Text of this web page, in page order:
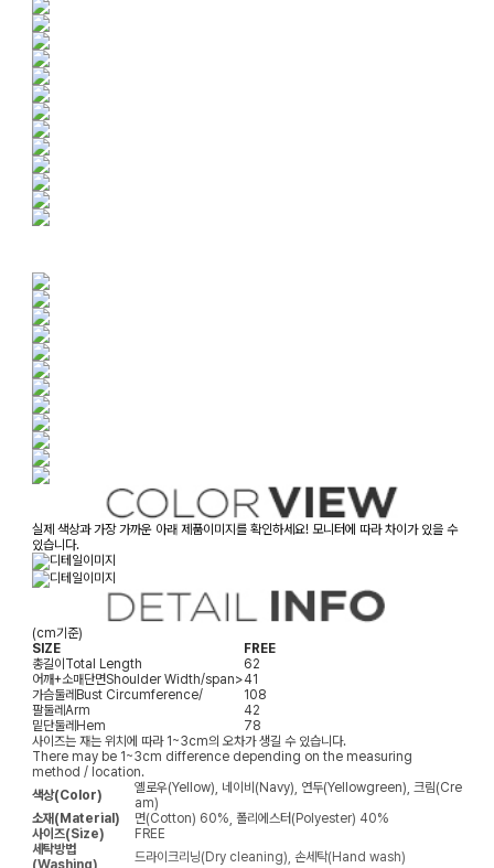
실제 색상과 가장 가까운 아래 제품이미지를 확인하세요! 모니터에 따라 차이가 있을 수
있습니다.
(cm기준)
SIZE
FREE
총길이Total Length
62
어깨+소매단면Shoulder Width/span>41
가슴둘레Bust Circumference/
108
팔둘레Arm
42
밑단둘레Hem
78
사이즈는 재는 위치에 따라 1~3cm의 오차가 생길 수 있습니다.
There may be 1~3cm difference depending on the measuring
method / location.
색상(Color)
옐로우(Yellow), 네이비(Navy), 연두(Yellowgreen), 크림(Cre
am)
소재(Material)
면(Cotton) 60%, 폴리에스터(Polyester) 40%
사이즈(Size)
FREE
세탁방법
(Washing)
드라이크리닝(Dry cleaning), 손세탁(Hand wash)